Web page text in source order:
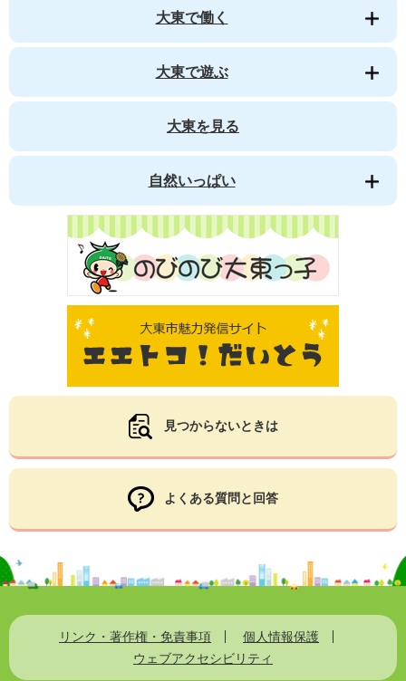
大東で働く
大東で遊ぶ
大東を見る
自然いっぱい
見つからないときは
よくある質問と回答
リンク・著作権・免責事項
個人情報保護
ウェブアクセシビリティ